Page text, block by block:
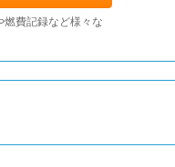
燃費記録など様々な